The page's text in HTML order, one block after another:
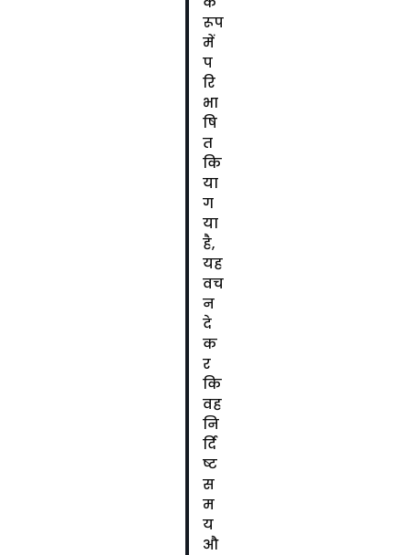
रूप
में
प
रि
भा
षि
त
कि
या
ग
या
है,
यह
वच
न
दे
क
र
कि
वह
नि
र्दि
ष्ट
स
म
य
औ